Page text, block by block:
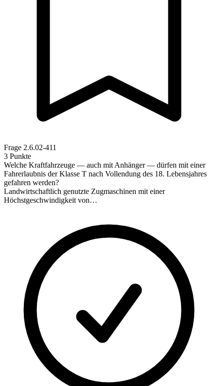
Frage 2.6.02-411
3 Punkte
Welche Kraftfahrzeuge — auch mit Anhänger — dürfen mit einer
Fahrerlaubnis der Klasse T nach Vollendung des 18. Lebensjahres
gefahren werden?
Landwirtschaftlich genutzte Zugmaschinen mit einer
Höchstgeschwindigkeit von…